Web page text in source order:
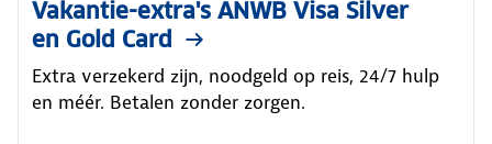
Vakantie-extra's ANWB Visa Silver
en Gold Card
Extra verzekerd zijn, noodgeld op reis, 24/7 hulp
en méér. Betalen zonder zorgen.